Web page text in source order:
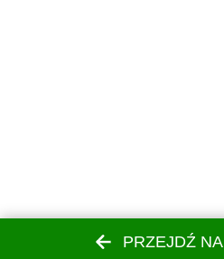
PRZEJDŹ NA